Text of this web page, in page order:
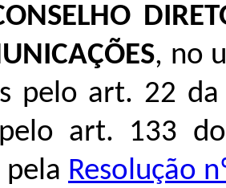
, no
pelo art. 22
art. 133
Resolução